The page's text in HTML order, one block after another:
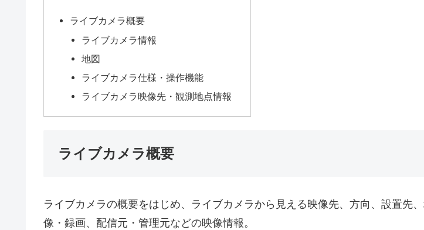
ライブカメラ概要
ライブカメラ情報
地図
ライブカメラ仕様・操作機能
ライブカメラ映像先・観測地点情報
ライブカメラ概要
ライブカメラの概要をはじめ、ライブカメラから見える映像先、方向、設置先
像・録画、配信元・管理元などの映像情報。